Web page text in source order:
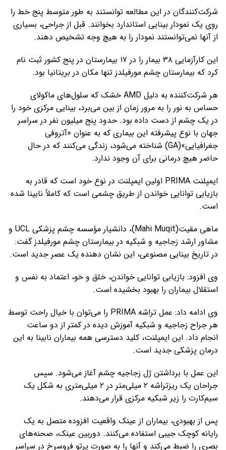
شرکت‌کنندگان در این مطالعه توانستند به طور متوسط ​​پنج خط را
روی یک نمودار بینایی استاندارد بخوانند. قبل از جراحی، بسیاری
از آنها نمی‌توانستند نمودار را به هیچ وجه تشخیص دهند.
این کارآزمایی ۳۸ بیمار را در ۱۷ بیمارستان در پنج کشور ثبت نام
کرد که بیمارستان چشم مورفیلدز تنها مکان در بریتانیا بود.
هر شرکت‌کننده به دلیل AMD خشک که سلول‌های ماکولای
حساس به نور را به مرور زمان از بین می‌برد، بینایی مرکزی خود را
در یک چشم از دست داده بود. حدود پنج میلیون نفر در سراسر
جهان با نوع پیشرفته این بیماری که به عنوان «آتروفی
جغرافیایی»(GA) شناخته می‌شود، زندگی می‌کنند که در حال
حاضر هیچ درمانی برای آن وجود ندارد.
ایمپلنت PRIMA اولین ایمپلنت در نوع خود است که قادر به
بازیابی توانایی خواندن از طریق چشمی است که کاملاً نابینا شده
است.
ماهی مقیت(Mahi Muqit)، دانشیار مؤسسه چشم پزشکی UCL و
مشاور ارشد زجاجیه و شبکیه در بیمارستان چشم مورفیلدز گفت:
در تاریخ بینایی مصنوعی، این نشان دهنده یک عصر جدید است.
وی افزود: بازیابی توانایی خواندن، خلق و خو، اعتماد به نفس و
استقلال بیماران را بهبود بخشیده است.
وی ادامه داد: عمل تراشه PRIMA را می‌توان با خیال راحت توسط
هر جراح زجاجیه و شبکیه آموزش دیده در کمتر از دو ساعت
انجام داد. این ایمپلنت، کلید دسترسی همه بیماران نابینا به این
درمان پزشکی جدید است.
این عمل با برداشتن ژل زجاجیه چشم آغاز می‌شود. سپس
جراحان یک ریزتراشه ۲ میلی‌متر در ۲ میلی‌متری به شکل یک
سیم‌کارت را زیر شبکیه مرکزی قرار می‌دهند.
پس از بهبودی، بیماران از عینک واقعیت افزوده متصل به یک
رایانه کوچک جیبی استفاده می‌کنند. دوربین عینک، صحنه‌های
بصری را ضبط می‌کند و آنها را به صورت پرتو فروسرخ در سراسر